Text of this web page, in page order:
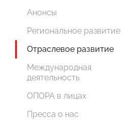
Анонсы
Региональное развитие
Отраслевое развитие
Международная
деятельность
ОПОРА в лицах
Пресса о нас